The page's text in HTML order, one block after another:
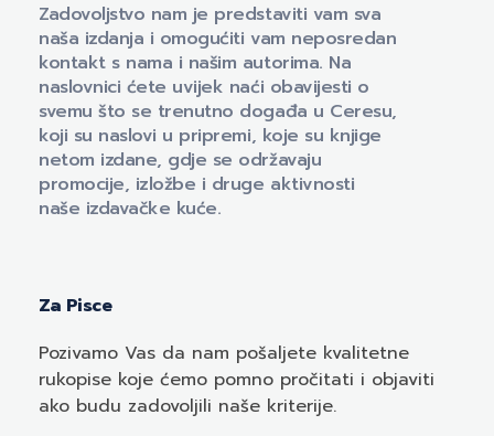
Zadovoljstvo nam je predstaviti vam sva
naša izdanja i omogućiti vam neposredan
kontakt s nama i našim autorima. Na
naslovnici ćete uvijek naći obavijesti o
svemu što se trenutno događa u Ceresu,
koji su naslovi u pripremi, koje su knjige
netom izdane, gdje se održavaju
promocije, izložbe i druge aktivnosti
naše izdavačke kuće.
Za Pisce
Pozivamo Vas da nam pošaljete kvalitetne
rukopise koje ćemo pomno pročitati i objaviti
ako budu zadovoljili naše kriterije.